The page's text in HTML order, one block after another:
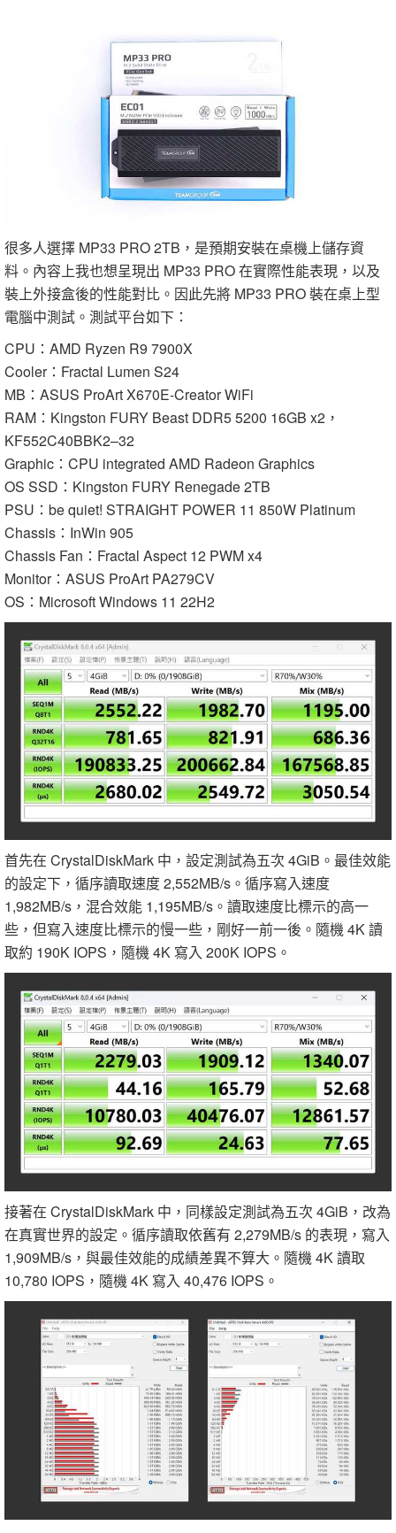
很多人選擇 MP33 PRO 2TB，是預期安裝在桌機上儲存資
料。內容上我也想呈現出 MP33 PRO 在實際性能表現，以及
裝上外接盒後的性能對比。因此先將 MP33 PRO 裝在桌上型
電腦中測試。測試平台如下：
CPU：AMD Ryzen R9 7900X
Cooler：Fractal Lumen S24
MB：ASUS ProArt X670E-Creator WiFi
RAM：Kingston FURY Beast DDR5 5200 16GB x2，
KF552C40BBK2–32
Graphic：CPU integrated AMD Radeon Graphics
OS SSD：Kingston FURY Renegade 2TB
PSU：be quiet! STRAIGHT POWER 11 850W Platinum
Chassis：InWin 905
Chassis Fan：Fractal Aspect 12 PWM x4
Monitor：ASUS ProArt PA279CV
OS：Microsoft Windows 11 22H2
首先在 CrystalDiskMark 中，設定測試為五次 4GiB。最佳效能
的設定下，循序讀取速度 2,552MB/s。循序寫入速度
1,982MB/s，混合效能 1,195MB/s。讀取速度比標示的高一
些，但寫入速度比標示的慢一些，剛好一前一後。隨機 4K 讀
取約 190K IOPS，隨機 4K 寫入 200K IOPS。
接著在 CrystalDiskMark 中，同樣設定測試為五次 4GiB，改為
在真實世界的設定。循序讀取依舊有 2,279MB/s 的表現，寫入
1,909MB/s，與最佳效能的成績差異不算大。隨機 4K 讀取
10,780 IOPS，隨機 4K 寫入 40,476 IOPS。